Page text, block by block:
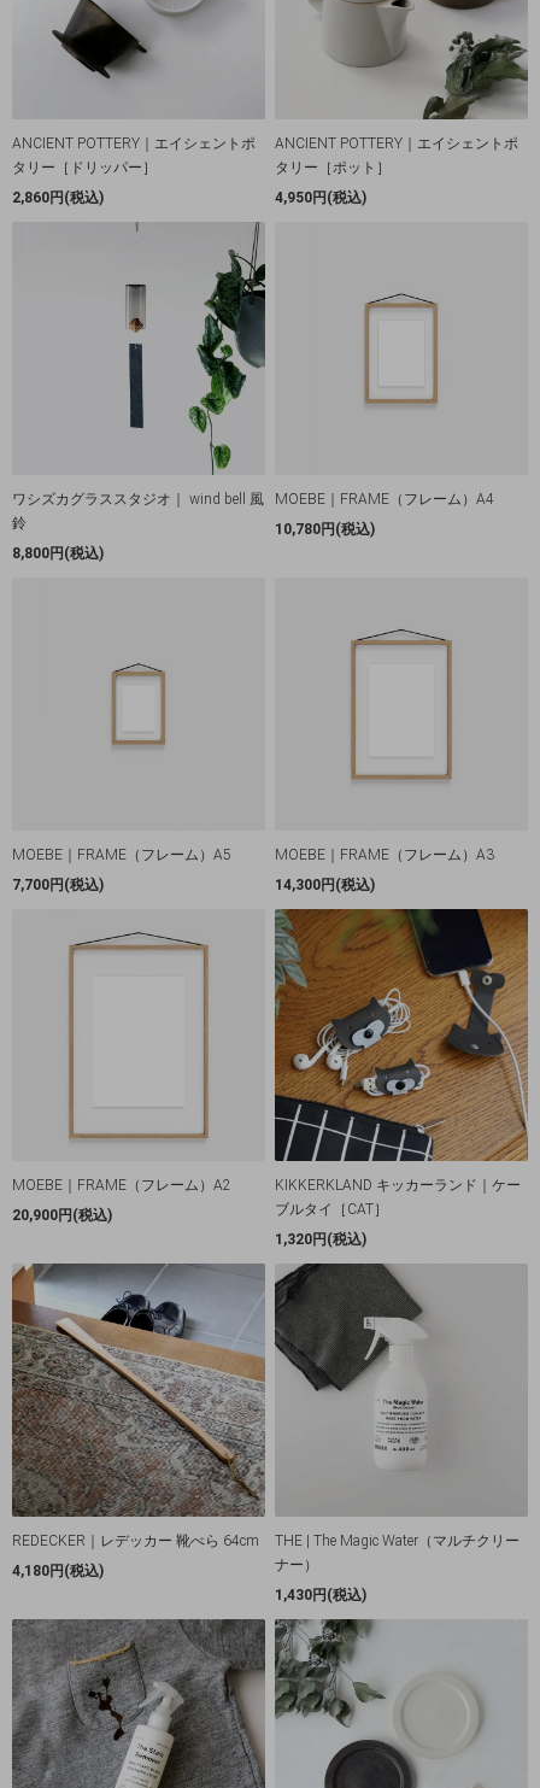
ANCIENT POTTERY｜エイシェントポ
タリー［ドリッパー］
2,860円(税込)
ANCIENT POTTERY｜エイシェントポ
タリー［ポット］
4,950円(税込)
ワシズカグラススタジオ｜ wind bell 風
鈴
8,800円(税込)
MOEBE｜FRAME（フレーム）A4
10,780円(税込)
MOEBE｜FRAME（フレーム）A5
7,700円(税込)
MOEBE｜FRAME（フレーム）A3
14,300円(税込)
MOEBE｜FRAME（フレーム）A2
20,900円(税込)
KIKKERKLAND キッカーランド｜ケー
ブルタイ［CAT］
1,320円(税込)
REDECKER｜レデッカー 靴べら 64cm
4,180円(税込)
THE | The Magic Water（マルチクリー
ナー）
1,430円(税込)